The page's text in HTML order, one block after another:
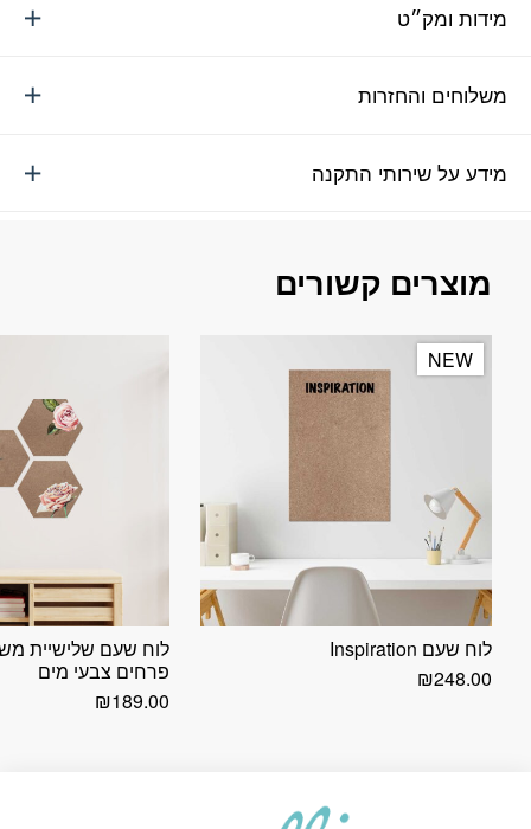
מידות ומק״ט
משלוחים והחזרות
מידע על שירותי התקנה
מוצרים קשורים
NEW
NEW
לוח שעם Inspiration
₪248.00
לוח שעם שלישיית
פרחים צבעי מים
₪189.00